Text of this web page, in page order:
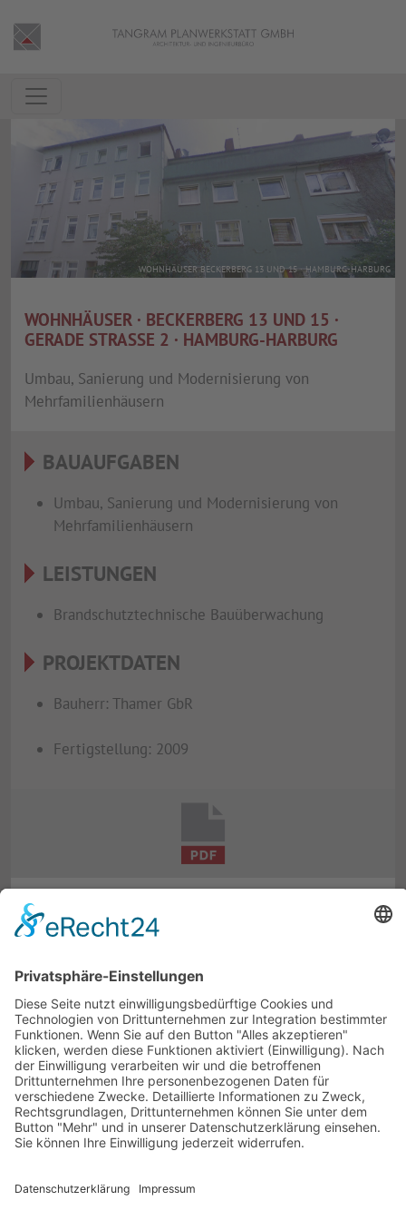
WOHNHÄUSER BECKERBERG 13 UND 15 · HAMBURG-HARBURG
WOHNHÄUSER · BECKERBERG 13 UND 15 ·
GERADE STRASSE 2 · HAMBURG-HARBURG
Umbau, Sanierung und Modernisierung von
Mehrfamilienhäusern
BAUAUFGABEN
Umbau, Sanierung und Modernisierung von
Mehrfamilienhäusern
LEISTUNGEN
Brandschutztechnische Bauüberwachung
PROJEKTDATEN
Bauherr: Thamer GbR
Fertigstellung: 2009
BILDERGALERIE · 2 ABBILDUNGEN